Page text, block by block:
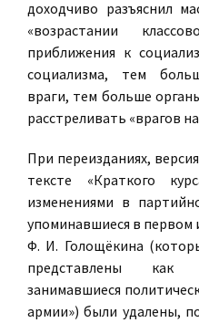
доходчиво разъяснил
«возрастании
приближения к
социализма, тем
враги, тем больше
расстреливать «врагов
При переизданиях,
тексте «Краткого
изменениями в
упоминавшиеся в первом
Ф. И. Голощёкина
представлены как
занимавшиеся
армии») были удалены,